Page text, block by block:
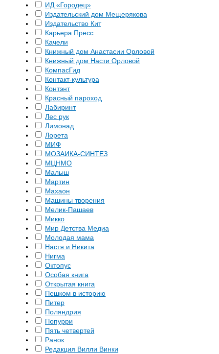
ИД «Городец»
Издательский дом Мещерякова
Издательство Кит
Карьера Пресс
Качели
Книжный дом Анастасии Орловой
Книжный дом Насти Орловой
КомпасГид
Контакт-культура
Контэнт
Красный пароход
Лабиринт
Лес рук
Лимонад
Лорета
МИФ
МОЗАИКА-СИНТЕЗ
МЦНМО
Малыш
Мартин
Махаон
Машины творения
Мелик-Пашаев
Микко
Мир Детства Медиа
Молодая мама
Настя и Никита
Нигма
Октопус
Особая книга
Открытая книга
Пешком в историю
Питер
Поляндрия
Попурри
Пять четвертей
Ранок
Редакция Вилли Винки